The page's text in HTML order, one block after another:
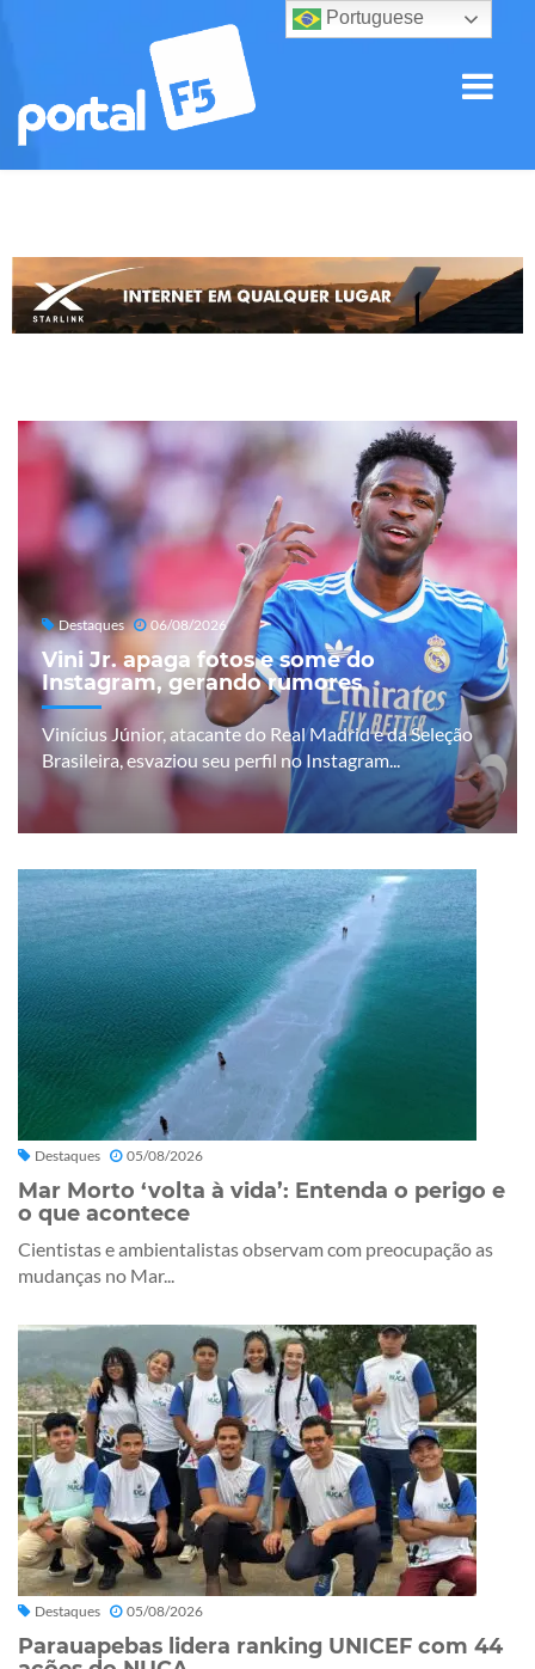
Destaques 06/08/2026
Vini Jr. apaga fotos e some do
Instagram, gerando rumores
Vinícius Júnior, atacante do Real Madrid e da Seleção
Brasileira, esvaziou seu perfil no Instagram...
Destaques 05/08/2026
Mar Morto ‘volta à vida’: Entenda o perigo e
o que acontece
Cientistas e ambientalistas observam com preocupação as
mudanças no Mar...
Destaques 05/08/2026
Parauapebas lidera ranking UNICEF com 44
Portuguese